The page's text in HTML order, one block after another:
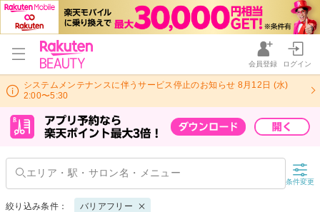
会員登録 ログイン
システムメンテナンスに伴うサービス停止のお知らせ 8月12日 (水)
2:00〜5:30
条件変更
絞り込み条件： バリアフリー